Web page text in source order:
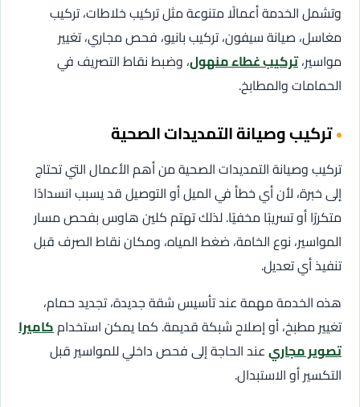
وتشمل الخدمة أعمالًا متنوعة مثل تركيب خلاطات، تركيب
مغاسل، صيانة سيفون، تركيب بانيو، فحص مجاري، تغيير
مواسير،تركيب غطاء منهول، وضبط نقاط التصريف في
الحمامات والمطابخ.
تركيب وصيانة التمديدات الصحية
تركيب وصيانة التمديدات الصحية من أهم الأعمال التي تحتاج
إلى خبرة، لأن أي خطأ في الميل أو التوصيل قد يسبب انسدادًا
متكررًا أو تسريبًا مخفيًا. لذلك تهتم كلين هاوس بفحص مسار
المواسير، نوع الخامة، ضغط المياه، ومكان نقاط الصرف قبل
تنفيذ أي تعديل.
هذه الخدمة مهمة عند تأسيس شقة جديدة، تجديد حمام،
تغيير مطبخ، أو إصلاح شبكة قديمة. كما يمكن استخدامكاميرا
تصوير مجاريعند الحاجة إلى فحص داخلي للمواسير قبل
التكسير أو الاستبدال.